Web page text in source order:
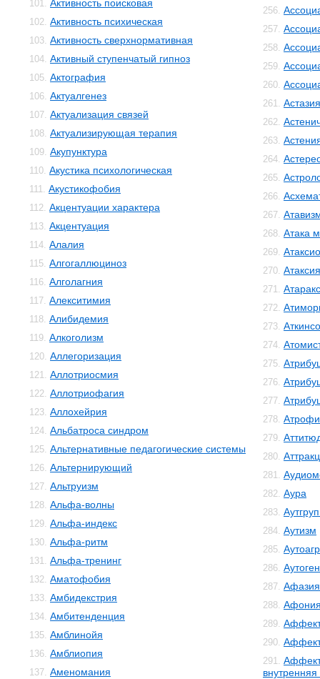
101. Активность поисковая
102. Активность психическая
103. Активность сверхнормативная
104. Активный ступенчатый гипноз
105. Актография
106. Актуалгенез
107. Актуализация связей
108. Актуализирующая терапия
109. Акупунктура
110. Акустика психологическая
111. Акустикофобия
112. Акцентуации характера
113. Акцентуация
114. Алалия
115. Алгогаллюциноз
116. Алголагния
117. Алекситимия
118. Алибидемия
119. Алкоголизм
120. Аллегоризация
121. Аллотриосмия
122. Аллотриофагия
123. Аллохейрия
124. Альбатроса синдром
125. Альтернативные педагогические системы
126. Альтернирующий
127. Альтруизм
128. Альфа-волны
129. Альфа-индекс
130. Альфа-ритм
131. Альфа-тренинг
132. Аматофобия
133. Амбидекстрия
134. Амбитенденция
135. Амблинойя
136. Амблиопия
137. Аменомания
256.
257.
258.
259.
260.
261. Астазия
262.
263.
264.
265.
266.
267.
268. Атака
269.
270. Атаксия
271.
272.
273.
274.
275.
276.
277.
278.
279.
280.
281.
282. Аура
283.
284. Аутизм
285.
286.
287. Афазия
288.
289. Аффект
290.
291.